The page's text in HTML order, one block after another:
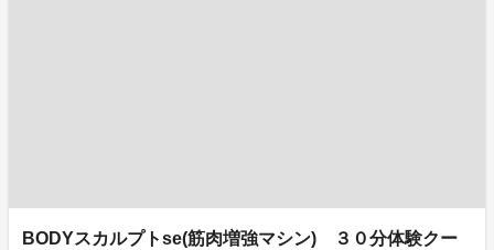
BODYスカルプトse(筋肉増強マシン) ３０分体験クー